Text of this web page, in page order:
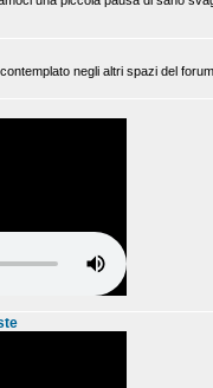
negli altri spazi del